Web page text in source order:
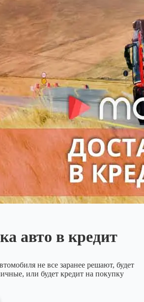
авто в кредит
не все заранее решают, будет
или будет кредит на покупку